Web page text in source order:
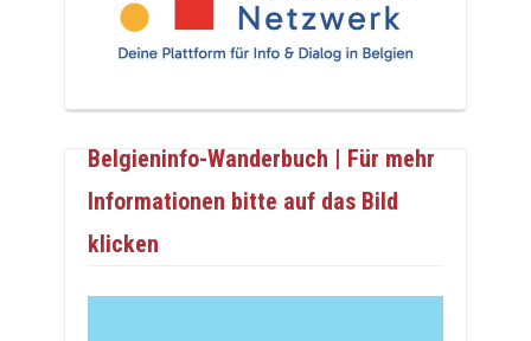
Belgieninfo-Wanderbuch | Für mehr
Informationen bitte auf das Bild
klicken